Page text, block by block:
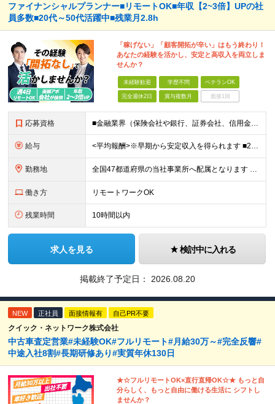
ファイナンシャルプランナー■リモートOK■年収【2~3倍】UPの社
員多数■20代～50代活躍中■残業月2.8h
「稼げない」「顧客開拓が辛い」はもう終わり！
あなたの経験を活かし、安定と高収入を両立しま
せんか？
未経験歓迎 学歴不問 ベテランOK
完全週休2日 賞与複数月 面接1回
応募資格 ■金融業界（保険会社や銀行、証券会社、信用金庫など）の営業経験をお持ちの方 ■学歴不問 ※第二新卒の方も歓迎します ※直販の保険営業職経験者も多数活躍中。 お客さまへのご提案に集中できる仕組みにより
給与 <平均報酬>※早期から安定収入を得られます ■2年目～：888万円 ■3年目～：960万円 ■4年目～：1028万円 ★成果連動型報酬（営業成績に応じて支給/45時間分固定残業代含む/超過分は別途支
勤務地 全国47都道府県の当社事業所へ配属となります ※居住地や希望の勤務先を考慮します ※リモートワークOK／転勤なし ＜本社＞ 東京都台東区浅草橋1-1-8 FP浅草橋ビル (変更の範囲)上記を除く当
働き方 リモートワークOK
残業時間 10時間以内
求人を見る 検討中に入れる
掲載終了予定日： 2026.08.20
NEW 正社員 面接情報有 自己PR不要
クイック・ネットワーク株式会社
中古車査定営業#未経験OK#フルリモート#月給30万～#完全反響#
中途入社8割#長期研修あり#実質年休130日
★☆フルリモートOK×直行直帰OK☆★ もっと自
分らしく、もっと自由に働ける生活に シフトし
ませんか？